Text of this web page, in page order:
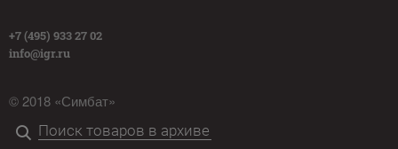
+7 (495) 933 27 02
info@igr.ru
© 2018 «Симбат»